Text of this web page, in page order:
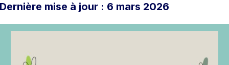
mise à jour : 6 mars 2026